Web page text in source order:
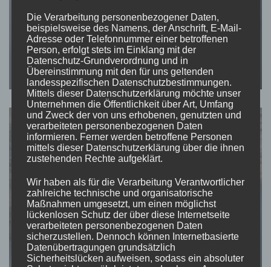
Die Verarbeitung personenbezogener Daten,
beispielsweise des Namens, der Anschrift, E-Mail-
Adresse oder Telefonnummer einer betroffenen
Person, erfolgt stets im Einklang mit der
Datenschutz-Grundverordnung und in
Übereinstimmung mit den für uns geltenden
landesspezifischen Datenschutzbestimmungen.
Mittels dieser Datenschutzerklärung möchte unser
Unternehmen die Öffentlichkeit über Art, Umfang
und Zweck der von uns erhobenen, genutzten und
verarbeiteten personenbezogenen Daten
informieren. Ferner werden betroffene Personen
mittels dieser Datenschutzerklärung über die ihnen
zustehenden Rechte aufgeklärt.
Wir haben als für die Verarbeitung Verantwortlicher
zahlreiche technische und organisatorische
Maßnahmen umgesetzt, um einen möglichst
lückenlosen Schutz der über diese Internetseite
verarbeiteten personenbezogenen Daten
sicherzustellen. Dennoch können Internetbasierte
Datenübertragungen grundsätzlich
Sicherheitslücken aufweisen, sodass ein absoluter